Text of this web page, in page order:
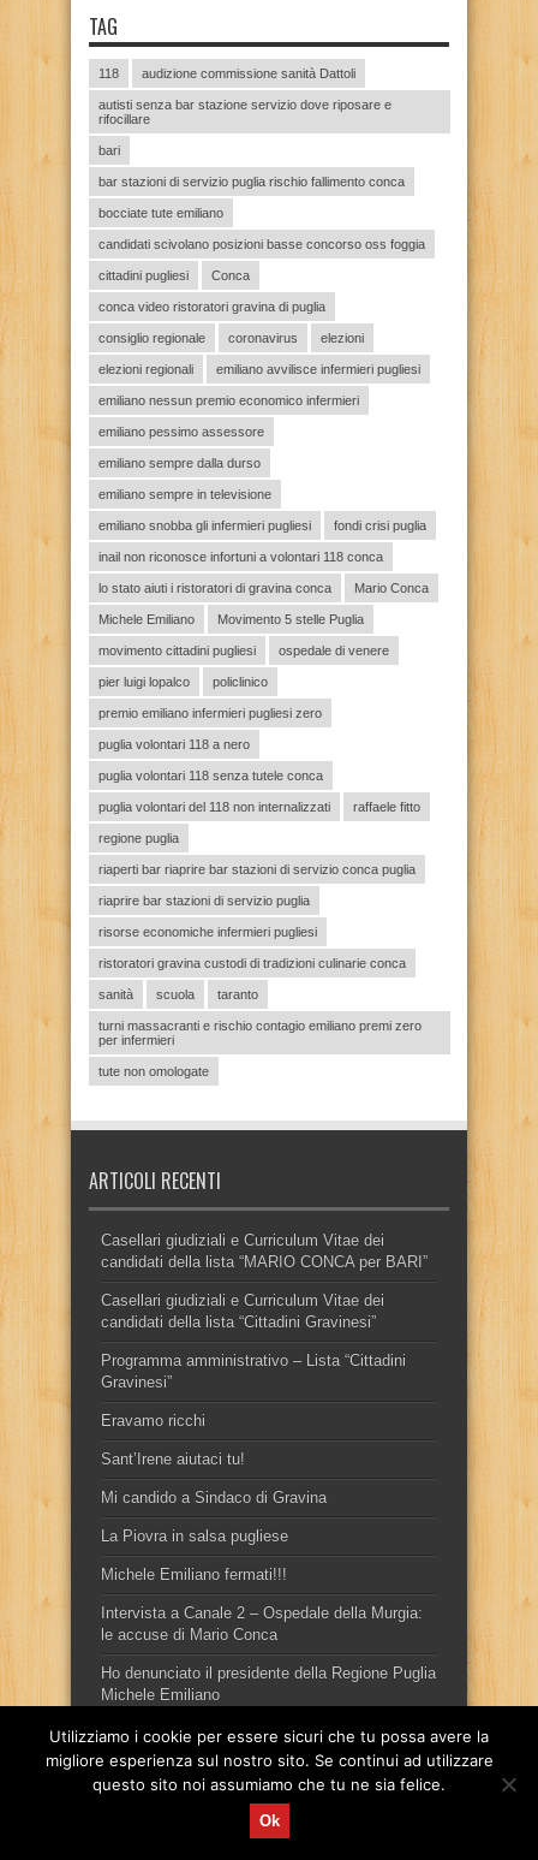
TAG
118 audizione commissione sanità Dattoli
autisti senza bar stazione servizio dove riposare e
rifocillare
bari
bar stazioni di servizio puglia rischio fallimento conca
bocciate tute emiliano
candidati scivolano posizioni basse concorso oss foggia
cittadini pugliesi Conca
conca video ristoratori gravina di puglia
consiglio regionale coronavirus elezioni
elezioni regionali emiliano avvilisce infermieri pugliesi
emiliano nessun premio economico infermieri
emiliano pessimo assessore
emiliano sempre dalla durso
emiliano sempre in televisione
emiliano snobba gli infermieri pugliesi fondi crisi puglia
inail non riconosce infortuni a volontari 118 conca
lo stato aiuti i ristoratori di gravina conca Mario Conca
Michele Emiliano Movimento 5 stelle Puglia
movimento cittadini pugliesi ospedale di venere
pier luigi lopalco policlinico
premio emiliano infermieri pugliesi zero
puglia volontari 118 a nero
puglia volontari 118 senza tutele conca
puglia volontari del 118 non internalizzati raffaele fitto
regione puglia
riaperti bar riaprire bar stazioni di servizio conca puglia
riaprire bar stazioni di servizio puglia
risorse economiche infermieri pugliesi
ristoratori gravina custodi di tradizioni culinarie conca
sanità scuola taranto
turni massacranti e rischio contagio emiliano premi zero
per infermieri
tute non omologate
ARTICOLI RECENTI
Casellari giudiziali e Curriculum Vitae dei
candidati della lista “MARIO CONCA per BARI”
Casellari giudiziali e Curriculum Vitae dei
candidati della lista “Cittadini Gravinesi”
Programma amministrativo – Lista “Cittadini
Gravinesi”
Eravamo ricchi
Sant’Irene aiutaci tu!
Mi candido a Sindaco di Gravina
La Piovra in salsa pugliese
Michele Emiliano fermati!!!
Intervista a Canale 2 – Ospedale della Murgia:
le accuse di Mario Conca
Ho denunciato il presidente della Regione Puglia
Michele Emiliano
Sito ufficiale del candidato sindaco, per la città di Gravina in
Utilizziamo i cookie per essere sicuri che tu possa avere la
migliore esperienza sul nostro sito. Se continui ad utilizzare
questo sito noi assumiamo che tu ne sia felice.
Ok